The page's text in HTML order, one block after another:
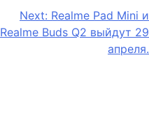
Next: Realme Pad Mini и
Realme Buds Q2 выйдут 29
апреля.